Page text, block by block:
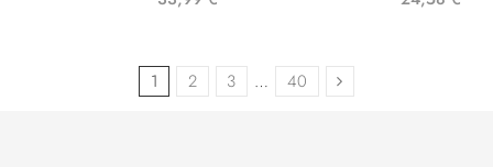
1 2 3 … 40